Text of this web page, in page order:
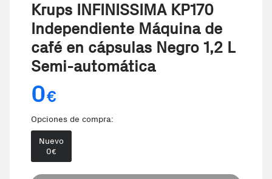
Krups INFINISSIMA KP170
Independiente Máquina de
café en cápsulas Negro 1,2 L
Semi-automática
0€
Opciones de compra:
Nuevo
0€